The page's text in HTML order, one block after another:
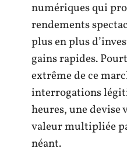
numériques qui
rendements
plus en plus
gains rapides.
extrême de ce
interrogations
heures, une
valeur multipliée
néant.